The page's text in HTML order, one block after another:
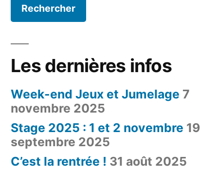
Les dernières infos
Week-end Jeux et Jumelage 7
novembre 2025
Stage 2025 : 1 et 2 novembre 19
septembre 2025
C’est la rentrée ! 31 août 2025